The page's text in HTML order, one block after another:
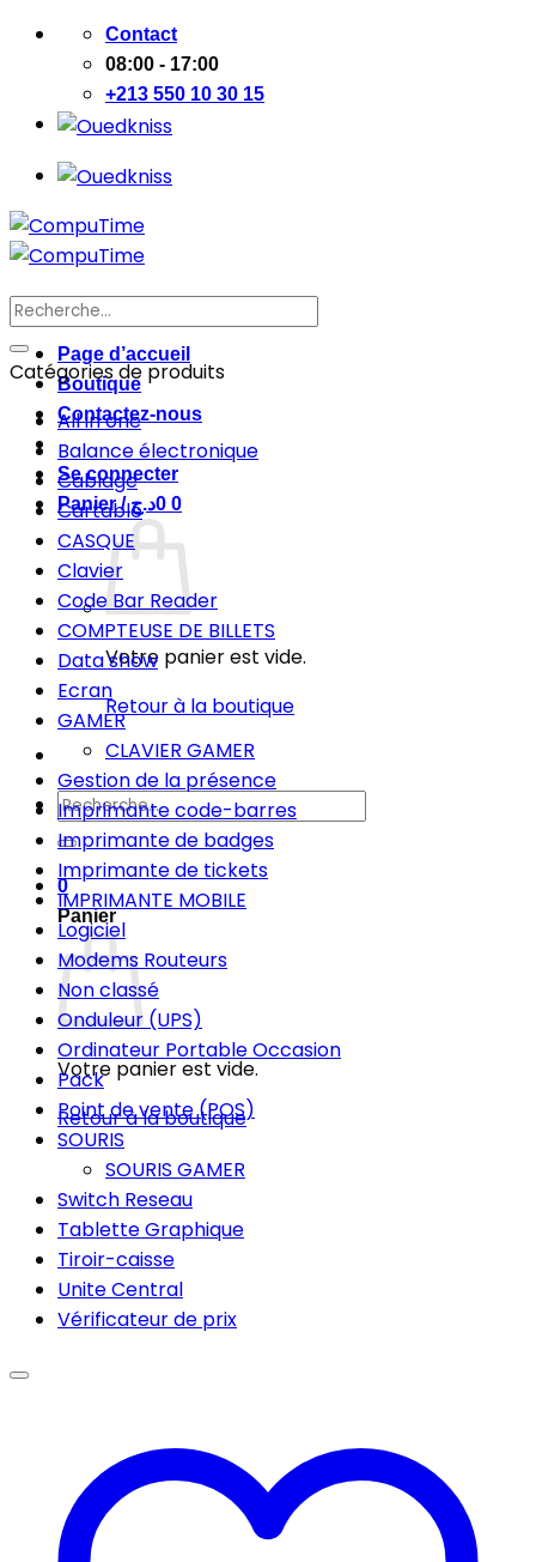
Passer
contenu
Contact
08:00 - 17:00
+213 550 10 30 15
Page d’accueil
Boutique
Contactez-nous
Se connecter
Panier /
0د.ج 0
Votre panier est vide.
Retour à la boutique
Recherche
pour :
0
Panier
Votre panier est vide.
Retour à la boutique
Recherche
pour :
Catégories de produits
All in one
Balance électronique
Cablage
Cartable
CASQUE
Clavier
Code Bar Reader
COMPTEUSE DE BILLETS
Data show
Ecran
GAMER
CLAVIER GAMER
Gestion de la présence
Imprimante code-barres
Imprimante de badges
Imprimante de tickets
IMPRIMANTE MOBILE
Logiciel
Modems Routeurs
Non classé
Onduleur (UPS)
Ordinateur Portable Occasion
Pack
Point de vente (POS)
SOURIS
SOURIS GAMER
Switch Reseau
Tablette Graphique
Tiroir-caisse
Unite Central
Vérificateur de prix